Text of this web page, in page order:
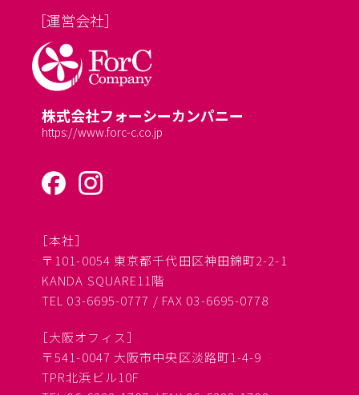
［運営会社］
株式会社フォーシーカンパニー
https://www.forc-c.co.jp
［本社］
〒101-0054 東京都千代田区神田錦町2-2-1
KANDA SQUARE11階
TEL 03-6695-0777 / FAX 03-6695-0778
［大阪オフィス］
〒541-0047 大阪市中央区淡路町1-4-9
TPR北浜ビル10F